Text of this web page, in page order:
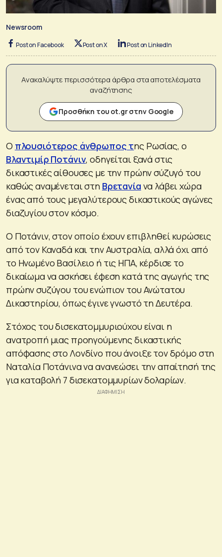
Newsroom
Post on Facebook Post on X Post on LinkedIn
Ανακαλύψτε περισσότερα άρθρα στα αποτελέσματα
αναζήτησης
Προσθήκη του ot.gr στην Google
Ο πλουσιότερος άνθρωπος της Ρωσίας, ο
Βλαντιμίρ Ποτάνιν, οδηγείται ξανά στις
δικαστικές αίθουσες με την πρώην σύζυγό του
καθώς αναμένεται στη Βρετανία να λάβει χώρα
ένας από τους μεγαλύτερους δικαστικούς αγώνες
διαζυγίου στον κόσμο.
Ο Ποτάνιν, στον οποίο έχουν επιβληθεί κυρώσεις
από τον Καναδά και την Αυστραλία, αλλά όχι από
το Ηνωμένο Βασίλειο ή τις ΗΠΑ, κέρδισε το
δικαίωμα να ασκήσει έφεση κατά της αγωγής της
πρώην συζύγου του ενώπιον του Ανώτατου
Δικαστηρίου, όπως έγινε γνωστό τη Δευτέρα.
Στόχος του δισεκατομμυριούχου είναι η
ανατροπή μιας προηγούμενης δικαστικής
απόφασης στο Λονδίνο που άνοιξε τον δρόμο στη
Ναταλία Ποτάνινα να ανανεώσει την απαίτησή της
για καταβολή 7 δισεκατομμυρίων δολαρίων.